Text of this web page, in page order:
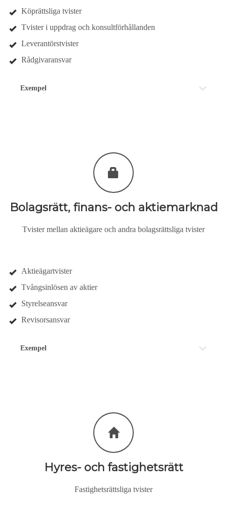
Köprättsliga tvister
Tvister i uppdrag och konsultförhållanden
Leverantörstvister
Rådgivaransvar
Exempel
Bolagsrätt, finans- och aktiemarknad
Tvister mellan aktieägare och andra bolagsrättsliga tvister
Aktieägartvister
Tvångsinlösen av aktier
Styrelseansvar
Revisorsansvar
Exempel
Hyres- och fastighetsrätt
Fastighetsrättsliga tvister